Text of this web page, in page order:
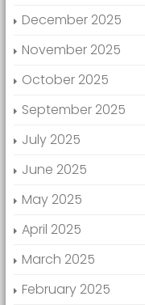
December 2025
November 2025
October 2025
September 2025
July 2025
June 2025
May 2025
April 2025
March 2025
February 2025